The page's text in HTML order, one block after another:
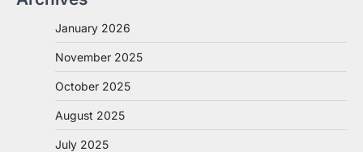
January 2026
November 2025
October 2025
August 2025
July 2025